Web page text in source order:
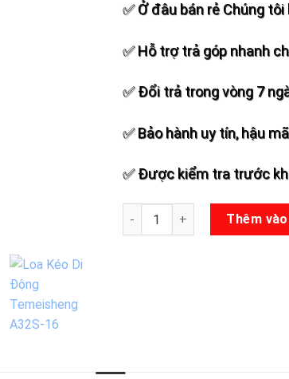
✅ Ở đâu bán rẻ Chúng
✅ Hỗ trợ trả góp nhanh
✅ Đổi trả trong vòng 7
✅ Bảo hành uy tín, hậu
✅ Được kiểm tra trước
Loa Kéo Màn HìnhThêm